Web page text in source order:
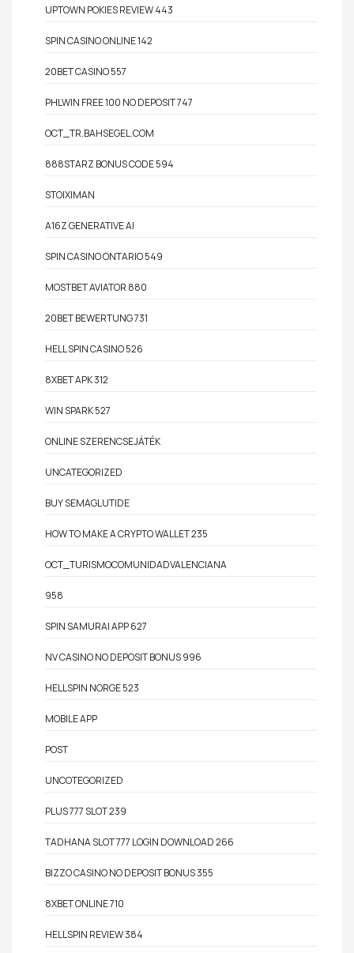
UPTOWN POKIES REVIEW 443
SPIN CASINO ONLINE 142
20BET CASINO 557
PHLWIN FREE 100 NO DEPOSIT 747
OCT_TR.BAHSEGEL.COM
888STARZ BONUS CODE 594
STOIXIMAN
A16Z GENERATIVE AI
SPIN CASINO ONTARIO 549
MOSTBET AVIATOR 880
20BET BEWERTUNG 731
HELL SPIN CASINO 526
8XBET APK 312
WIN SPARK 527
ONLINE SZERENCSEJÁTÉK
UNCATEGORIZED
BUY SEMAGLUTIDE
HOW TO MAKE A CRYPTO WALLET 235
OCT_TURISMOCOMUNIDADVALENCIANA
958
SPIN SAMURAI APP 627
NV CASINO NO DEPOSIT BONUS 996
HELLSPIN NORGE 523
MOBILE APP
POST
UNCOTEGORIZED
PLUS 777 SLOT 239
TADHANA SLOT 777 LOGIN DOWNLOAD 266
BIZZO CASINO NO DEPOSIT BONUS 355
8XBET ONLINE 710
HELLSPIN REVIEW 384